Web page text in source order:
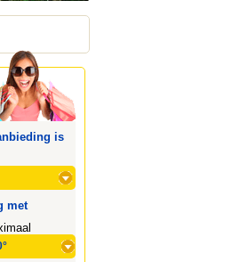
is
met